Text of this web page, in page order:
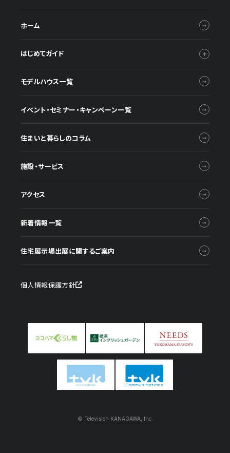
ホーム
はじめてガイド
モデルハウス一覧
イベント・セミナー・キャンペーン一覧
住まいと暮らしのコラム
施設・サービス
アクセス
新着情報一覧
住宅展示場出展に関するご案内
個人情報保護方針
© Television KANAGAWA, Inc.